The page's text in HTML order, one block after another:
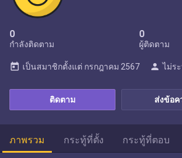
0
กำลังติดตาม
0
ผู้ติดตาม
ส่งข้อค
ติดตาม
today เป็นสมาชิกตั้งแต่ กรกฎาคม 2567 person ไม่ร
ภาพรวม กระทู้ที่ตั้ง กระทู้ที่ตอบ